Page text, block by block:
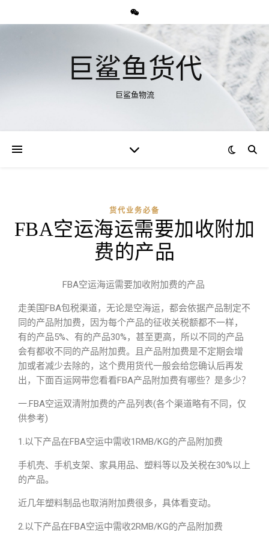
巨鲨鱼货代
巨鲨鱼物流
货代业务必备
FBA空运海运需要加收附加
费的产品
FBA空运海运需要加收附加费的产品
走美国FBA包税渠道，无论是空海运，都会依据产品制定不
同的产品附加费，因为每个产品的征收关税额都不一样，
有的产品5%、有的产品30%，甚至更高，所以不同的产品
会有都收不同的产品附加费。且产品附加费是不定期会增
加或者减少去除的，这个费用货代一般会给您确认后再发
出，下面百运网带您看看FBA产品附加费有哪些？是多少？
一.FBA空运双清附加费的产品列表(各个渠道略有不同，仅
供参考)
1.以下产品在FBA空运中需收1RMB/KG的产品附加费
手机壳、手机支架、家具用品、塑料等以及关税在30%以上
的产品。
近几年塑料制品也取消附加费很多，具体看变动。
2.以下产品在FBA空运中需收2RMB/KG的产品附加费